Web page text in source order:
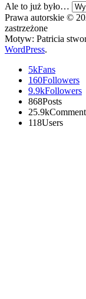
Ale to już było…
Prawa autorskie ©
zastrzeżone
Motyw: Patricia
WordPress.
5kFans
160Followers
9.9kFollowers
868Posts
25.9k
118Users